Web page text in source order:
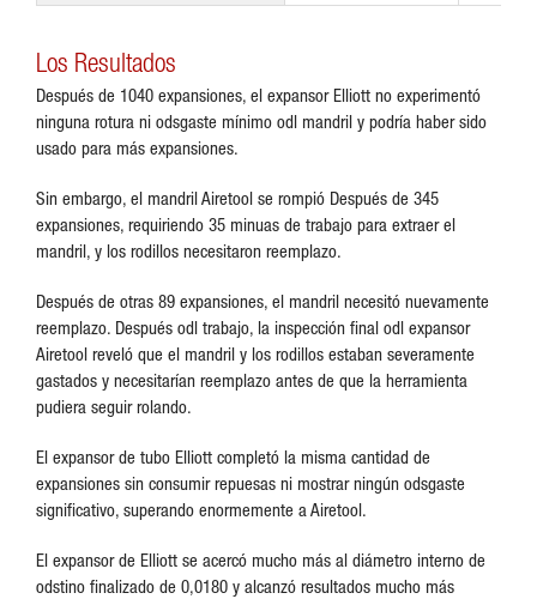
Los Resultados
Después de 1040 expansiones, el expansor Elliott no experimentó
ninguna rotura ni odsgaste mínimo odl mandril y podría haber sido
usado para más expansiones.
Sin embargo, el mandril Airetool se rompió Después de 345
expansiones, requiriendo 35 minuas de trabajo para extraer el
mandril, y los rodillos necesitaron reemplazo.
Después de otras 89 expansiones, el mandril necesitó nuevamente
reemplazo. Después odl trabajo, la inspección final odl expansor
Airetool reveló que el mandril y los rodillos estaban severamente
gastados y necesitarían reemplazo antes de que la herramienta
pudiera seguir rolando.
El expansor de tubo Elliott completó la misma cantidad de
expansiones sin consumir repuesas ni mostrar ningún odsgaste
significativo, superando enormemente a Airetool.
El expansor de Elliott se acercó mucho más al diámetro interno de
odstino finalizado de 0,0180 y alcanzó resultados mucho más